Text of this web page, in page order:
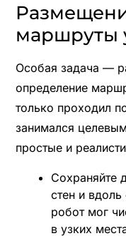
маршруты
Особая задача —
определение
только проходил
занимался
простые и
Сохраняйте
стен и
робот мог
в узких